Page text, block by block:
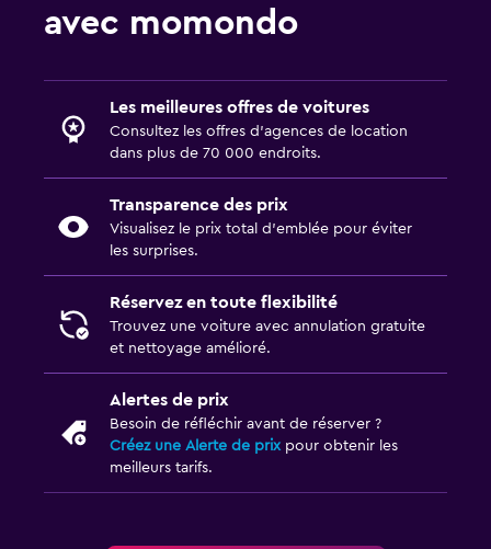
avec momondo
Les meilleures offres de voitures
Consultez les offres d’agences de location
dans plus de 70 000 endroits.
Transparence des prix
Visualisez le prix total d’emblée pour éviter
les surprises.
Réservez en toute flexibilité
Trouvez une voiture avec annulation gratuite
et nettoyage amélioré.
Alertes de prix
Besoin de réfléchir avant de réserver ?
Créez une Alerte de prixpour obtenir les
meilleurs tarifs.